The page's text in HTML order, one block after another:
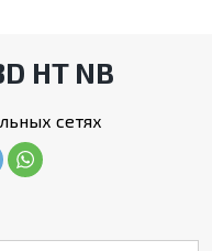
HT NB
сетях